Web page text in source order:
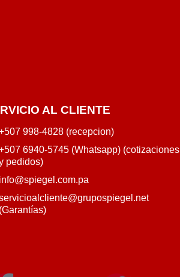
AL CLIENTE
998-4828 (recepcion)
6940-5745 (Whatsapp) (cotizaciones
pedidos)
info@spiegel.com.pa
(Garantías)